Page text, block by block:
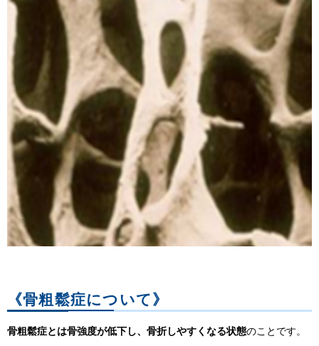
《骨粗鬆症について》
骨粗鬆症とは骨強度が低下し、骨折しやすくなる状態のことです。